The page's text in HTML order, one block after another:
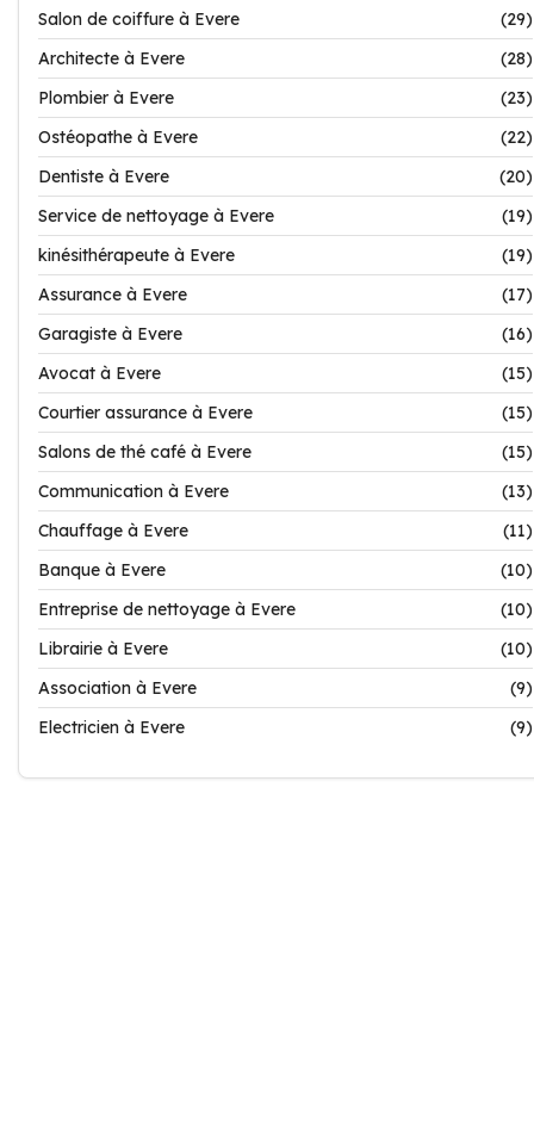
Salon de coiffure à Evere
(29)
Architecte à Evere
(28)
Plombier à Evere
(23)
Ostéopathe à Evere
(22)
Dentiste à Evere
(20)
Service de nettoyage à Evere
(19)
kinésithérapeute à Evere
(19)
Assurance à Evere
(17)
Garagiste à Evere
(16)
Avocat à Evere
(15)
Courtier assurance à Evere
(15)
Salons de thé café à Evere
(15)
Communication à Evere
(13)
Chauffage à Evere
(11)
Banque à Evere
(10)
Entreprise de nettoyage à Evere
(10)
Librairie à Evere
(10)
Association à Evere
(9)
Electricien à Evere
(9)